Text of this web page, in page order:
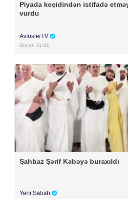
Piyada keçidindən istifadə
vurdu
AvtosferTV
Dünən 21:01
Şahbaz Şərif Kəbəyə buraxıldı
Yeni Sabah